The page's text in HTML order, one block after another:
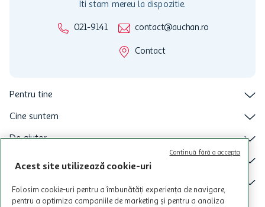
Iti stam mereu la dispozitie.
021-9141 contact@auchan.ro
Contact
Pentru tine
Cine suntem
De ajutor
Tinem aproape
Acest site utilizează cookie-uri
Folosim cookie-uri pentru a îmbunătăți experiența de navigare,
pentru a optimiza campaniile de marketing și pentru a analiza
Continuă fără a accepta